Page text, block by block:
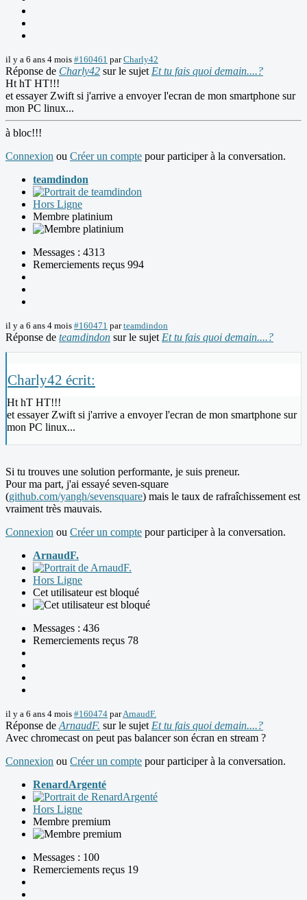
il y a 6 ans 4 mois #160461 parCharly42
Réponse de Charly42 sur le sujet Et tu fais quoi demain....?
Ht hT HT!!!
et essayer Zwift si j'arrive a envoyer l'ecran de mon smartphone sur
mon PC linux...
à bloc!!!
Connexion ou Créer un compte pour participer à la conversation.
teamdindon
Hors Ligne
Membre platinium
Messages : 4313
Remerciements reçus 994
il y a 6 ans 4 mois #160471 parteamdindon
Réponse de teamdindon sur le sujet Et tu fais quoi demain....?
Charly42 écrit:
Ht hT HT!!!
et essayer Zwift si j'arrive a envoyer l'ecran de mon smartphone sur
mon PC linux...
Si tu trouves une solution performante, je suis preneur.
Pour ma part, j'ai essayé seven-square
(github.com/yangh/sevensquare) mais le taux de rafraîchissement est
vraiment très mauvais.
Connexion ou Créer un compte pour participer à la conversation.
ArnaudF.
Hors Ligne
Cet utilisateur est bloqué
Messages : 436
Remerciements reçus 78
il y a 6 ans 4 mois #160474 parArnaudF.
Réponse de ArnaudF. sur le sujet Et tu fais quoi demain....?
Avec chromecast on peut pas balancer son écran en stream ?
Connexion ou Créer un compte pour participer à la conversation.
RenardArgenté
Hors Ligne
Membre premium
Messages : 100
Remerciements reçus 19